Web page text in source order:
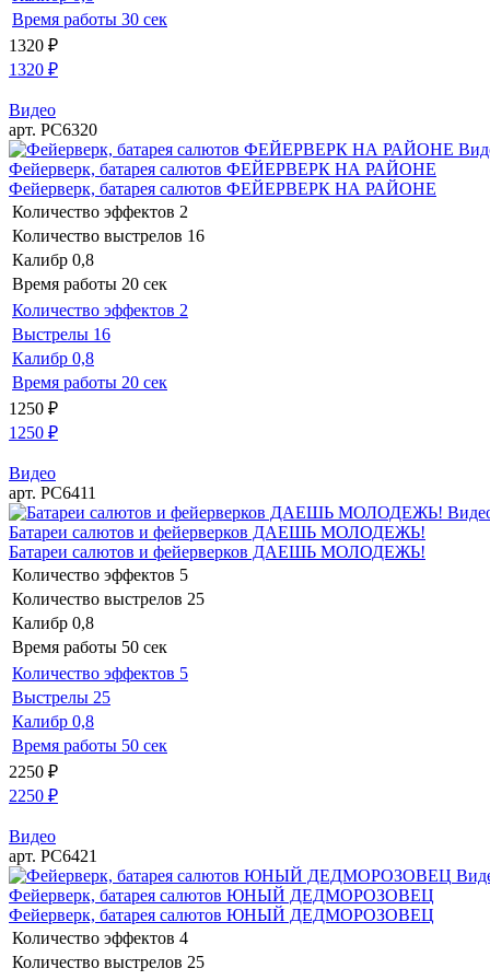
Время работы 30 сек
1320 ₽
1320 ₽
Видео
арт. РС6320
Фейерверк, батарея салютов ФЕЙЕРВЕРК НА РАЙОНЕ
Фейерверк, батарея салютов ФЕЙЕРВЕРК НА РАЙОНЕ
Количество эффектов 2
Количество выстрелов 16
Калибр 0,8
Время работы 20 сек
Количество эффектов 2
Выстрелы 16
Калибр 0,8
Время работы 20 сек
1250 ₽
1250 ₽
Видео
арт. РС6411
Батареи салютов и фейерверков ДАЕШЬ МОЛОДЕЖЬ!
Батареи салютов и фейерверков ДАЕШЬ МОЛОДЕЖЬ!
Количество эффектов 5
Количество выстрелов 25
Калибр 0,8
Время работы 50 сек
Количество эффектов 5
Выстрелы 25
Калибр 0,8
Время работы 50 сек
2250 ₽
2250 ₽
Видео
арт. РС6421
Фейерверк, батарея салютов ЮНЫЙ ДЕДМОРОЗОВЕЦ
Фейерверк, батарея салютов ЮНЫЙ ДЕДМОРОЗОВЕЦ
Количество эффектов 4
Количество выстрелов 25